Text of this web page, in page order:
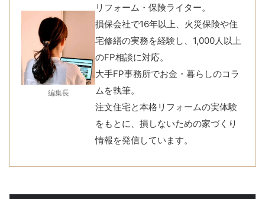
編集長
リフォーム・保険ライター。
損保会社で16年以上、火災保険や住
宅修繕の実務を経験し、1,000人以上
のFP相談に対応。
大手FP事務所でお金・暮らしのコラ
ムを執筆。
注文住宅と本格リフォームの実体験
をもとに、損しないための家づくり
情報を発信しています。